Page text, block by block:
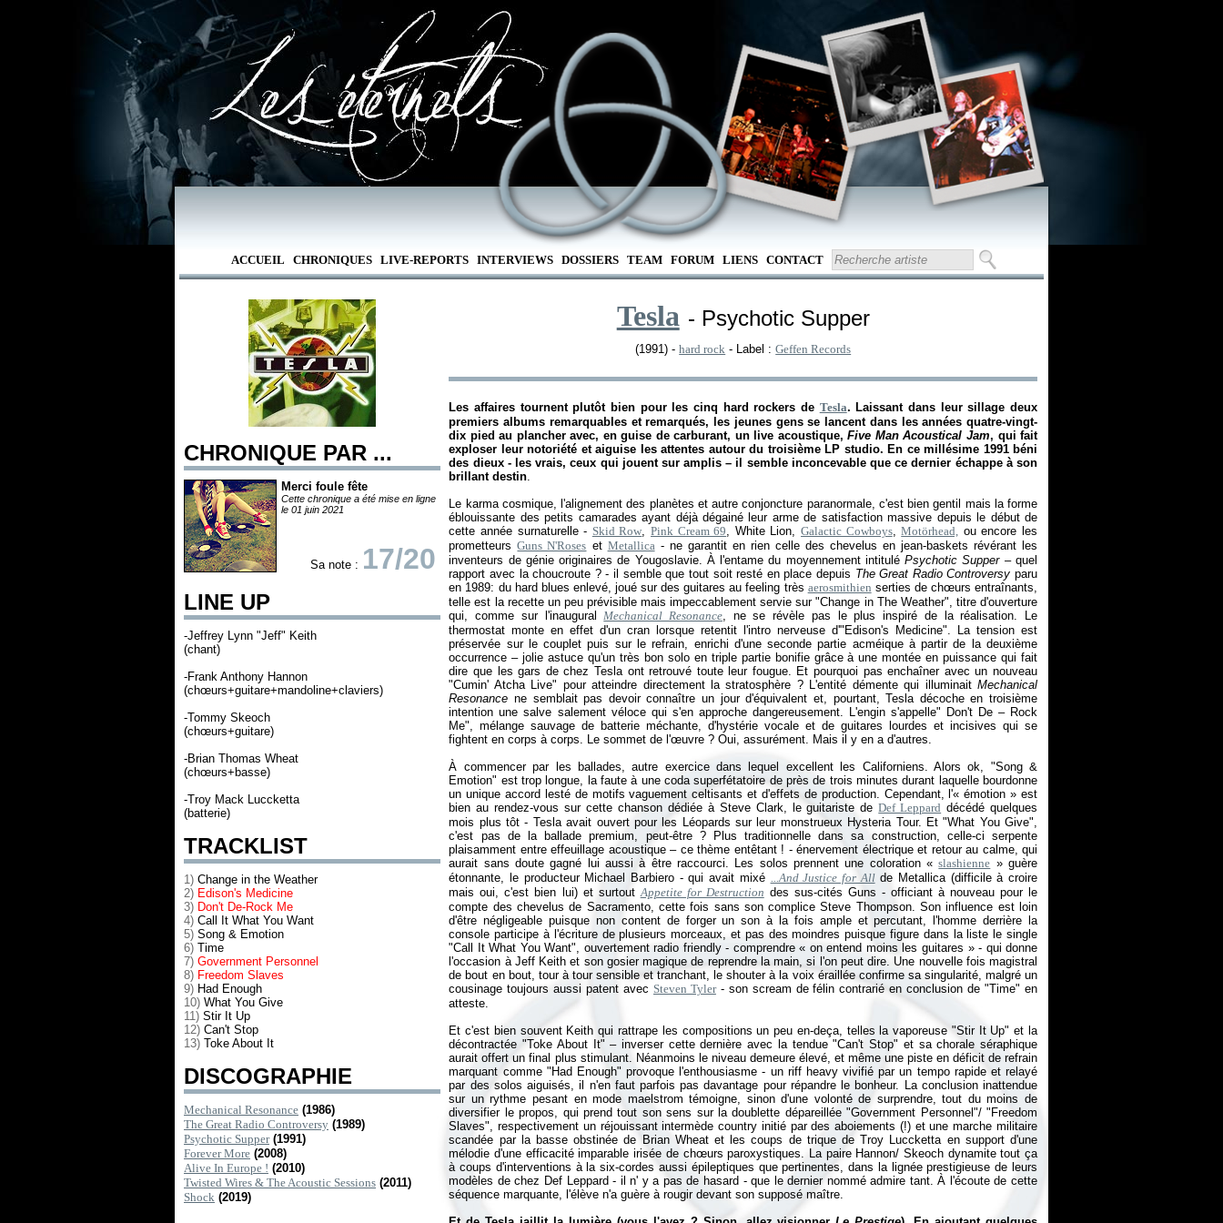
ACCUEIL CHRONIQUES LIVE-REPORTS INTERVIEWS DOSSIERS TEAM FORUM LIENS CONTACT
CHRONIQUE PAR ...
Merci foule fête
Cette chronique a été mise en ligne
le 01 juin 2021
Sa note : 17/20
LINE UP
-Jeffrey Lynn "Jeff" Keith
(chant)
-Frank Anthony Hannon
(chœurs+guitare+mandoline+claviers)
-Tommy Skeoch
(chœurs+guitare)
-Brian Thomas Wheat
(chœurs+basse)
-Troy Mack Luccketta
(batterie)
TRACKLIST
1) Change in the Weather
2) Edison's Medicine
3) Don't De-Rock Me
4) Call It What You Want
5) Song & Emotion
6) Time
7) Government Personnel
8) Freedom Slaves
9) Had Enough
10) What You Give
11) Stir It Up
12) Can't Stop
13) Toke About It
DISCOGRAPHIE
Mechanical Resonance (1986)
The Great Radio Controversy (1989)
Psychotic Supper (1991)
Forever More (2008)
Alive In Europe ! (2010)
Twisted Wires & The Acoustic Sessions (2011)
Shock (2019)
Tesla - Psychotic Supper
(1991) -hard rock - Label :Geffen Records
Les affaires tournent plutôt bien pour les cinq hard rockers de Tesla. Laissant dans leur sillage deux
premiers albums remarquables et remarqués, les jeunes gens se lancent dans les années quatre-vingt-
dix pied au plancher avec, en guise de carburant, un live acoustique,Five Man Acoustical Jam, qui fait
exploser leur notoriété et aiguise les attentes autour du troisième LP studio. En ce millésime 1991 béni
des dieux - les vrais, ceux qui jouent sur amplis – il semble inconcevable que ce dernier échappe à son
brillant destin.
Le karma cosmique, l'alignement des planètes et autre conjoncture paranormale, c'est bien gentil mais la forme
éblouissante des petits camarades ayant déjà dégainé leur arme de satisfaction massive depuis le début de
cette année surnaturelle - Skid Row,Pink Cream 69, White Lion,Galactic Cowboys,Motörhead, ou encore les
prometteursGuns N'Roses et Metallica- ne garantit en rien celle des chevelus en jean-baskets révérant les
inventeurs de génie originaires de Yougoslavie. À l'entame du moyennement intituléPsychotic Supper– quel
rapport avec la choucroute ? - il semble que tout soit resté en place depuis The Great Radio Controversy paru
en 1989: du hard blues enlevé, joué sur des guitares au feeling très aerosmithien serties de chœurs entraînants,
telle est la recette un peu prévisible mais impeccablement servie sur "Change in The Weather", titre d'ouverture
qui, comme sur l'inauguralMechanical Resonance, ne se révèle pas le plus inspiré de la réalisation. Le
thermostat monte en effet d'un cran lorsque retentit l'intro nerveuse d'"Edison's Medicine". La tension est
préservée sur le couplet puis sur le refrain, enrichi d'une seconde partie acméique à partir de la deuxième
occurrence – jolie astuce qu'un très bon solo en triple partie bonifie grâce à une montée en puissance qui fait
dire que les gars de chez Tesla ont retrouvé toute leur fougue. Et pourquoi pas enchaîner avec un nouveau
"Cumin' Atcha Live" pour atteindre directement la stratosphère ? L'entité démente qui illuminait Mechanical
Resonance ne semblait pas devoir connaître un jour d'équivalent et, pourtant, Tesla décoche en troisième
intention une salve salement véloce qui s'en approche dangereusement. L'engin s'appelle" Don't De – Rock
Me", mélange sauvage de batterie méchante, d'hystérie vocale et de guitares lourdes et incisives qui se
fightent en corps à corps. Le sommet de l'œuvre ? Oui, assurément. Mais il y en a d'autres.
À commencer par les ballades, autre exercice dans lequel excellent les Californiens. Alors ok, "Song &
Emotion" est trop longue, la faute à une coda superfétatoire de près de trois minutes durant laquelle bourdonne
un unique accord lesté de motifs vaguement celtisants et d'effets de production. Cependant, l'«émotion» est
bien au rendez-vous sur cette chanson dédiée à Steve Clark, le guitariste deDef Leppard décédé quelques
mois plus tôt - Tesla avait ouvert pour les Léopards sur leur monstrueux Hysteria Tour. Et "What You Give",
c'est pas de la ballade premium, peut-être ? Plus traditionnelle dans sa construction, celle-ci serpente
plaisamment entre effeuillage acoustique – ce thème entêtant ! - énervement électrique et retour au calme, qui
aurait sans doute gagné lui aussi à être raccourci. Les solos prennent une coloration «slashienne » guère
étonnante, le producteur Michael Barbiero - qui avait mixé ...And Justice for Allde Metallica (difficile à croire
mais oui, c'est bien lui) et surtoutAppetite for Destruction des sus-cités Guns - officiant à nouveau pour le
compte des chevelus de Sacramento, cette fois sans son complice Steve Thompson. Son influence est loin
d'être négligeable puisque non content de forger un son à la fois ample et percutant, l'homme derrière la
console participe à l'écriture de plusieurs morceaux, et pas des moindres puisque figure dans la liste le single
"Call It What You Want", ouvertement radio friendly - comprendre « on entend moins les guitares » - qui donne
l'occasion à Jeff Keith et son gosier magique de reprendre la main, si l'on peut dire. Une nouvelle fois magistral
de bout en bout, tour à tour sensible et tranchant, le shouter à la voix éraillée confirme sa singularité, malgré un
cousinage toujours aussi patent avec Steven Tyler- son scream de félin contrarié en conclusion de "Time" en
atteste.
Et c'est bien souvent Keith qui rattrape les compositions un peu en-deça, telles la vaporeuse "Stir It Up" et la
décontractée "Toke About It" – inverser cette dernière avec la tendue "Can't Stop" et sa chorale séraphique
aurait offert un final plus stimulant. Néanmoins le niveau demeure élevé, et même une piste en déficit de refrain
marquant comme "Had Enough" provoque l'enthousiasme - un riff heavy vivifié par un tempo rapide et relayé
par des solos aiguisés, il n'en faut parfois pas davantage pour répandre le bonheur. La conclusion inattendue
sur un rythme pesant en mode maelstrom témoigne, sinon d'une volonté de surprendre, tout du moins de
diversifier le propos, qui prend tout son sens sur la doublette dépareillée "Government Personnel"/ "Freedom
Slaves", respectivement un réjouissant intermède country initié par des aboiements (!) et une marche militaire
scandée par la basse obstinée de Brian Wheat et les coups de trique de Troy Luccketta en support d'une
mélodie d'une efficacité imparable irisée de chœurs paroxystiques. La paire Hannon/ Skeoch dynamite tout ça
à coups d'interventions à la six-cordes aussi épileptiques que pertinentes, dans la lignée prestigieuse de leurs
modèles de chez Def Leppard - il n' y a pas de hasard - que le dernier nommé admire tant. À l'écoute de cette
séquence marquante, l'élève n'a guère à rougir devant son supposé maître.